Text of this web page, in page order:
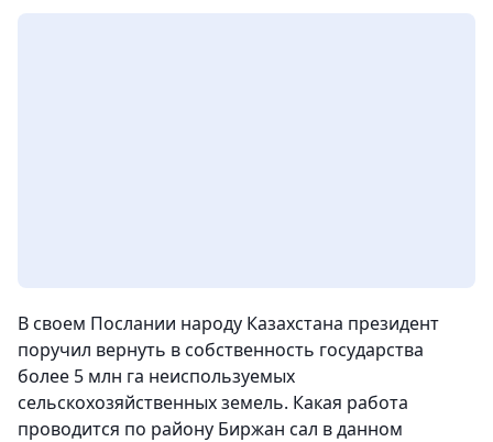
В своем Послании народу Казахстана президент
поручил вернуть в собственность государства
более 5 млн га неиспользуемых
сельскохозяйственных земель. Какая работа
проводится по району Биржан сал в данном